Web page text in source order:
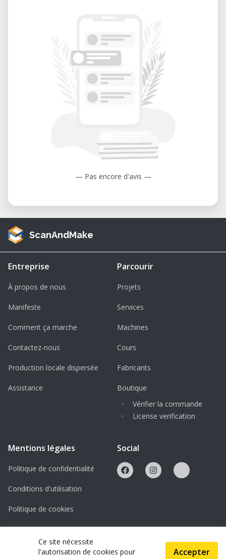
— Pas encore d'avis —
ScanAndMake
Entreprise
À propos de nous
Manifeste
Comment ça marche
Contactez-nous
Production locale dispersée
Assistance
Parcourir
Projets
Services
Machines
Cours
Fabricants
Boutique
Vérifier la commande
License verification
Mentions légales
Politique de confidentialité
Conditions d'utilisation
Politique de cookies
Licences
Social
Ce site nécessite
l'autorisation de cookies pour
Accepter